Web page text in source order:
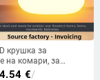
крушка за
на комари, за
€/